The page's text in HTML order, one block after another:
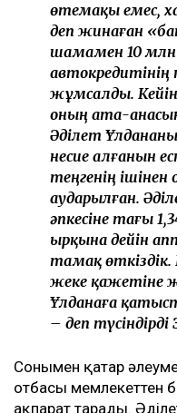
өтемақы емес,
деп жинаған
шамамен 10 млн
автокредитінің
жұмсалды.
оның ата-
Әділет
несие алғанын
теңгенің
аударылған.
әпкесіне тағы
Қырқына дейін
тамақ
жеке қажетіне
Ұлданаға
– деп
Сонымен қатар
отбасы мемлекеттен
ақпарат тарады.